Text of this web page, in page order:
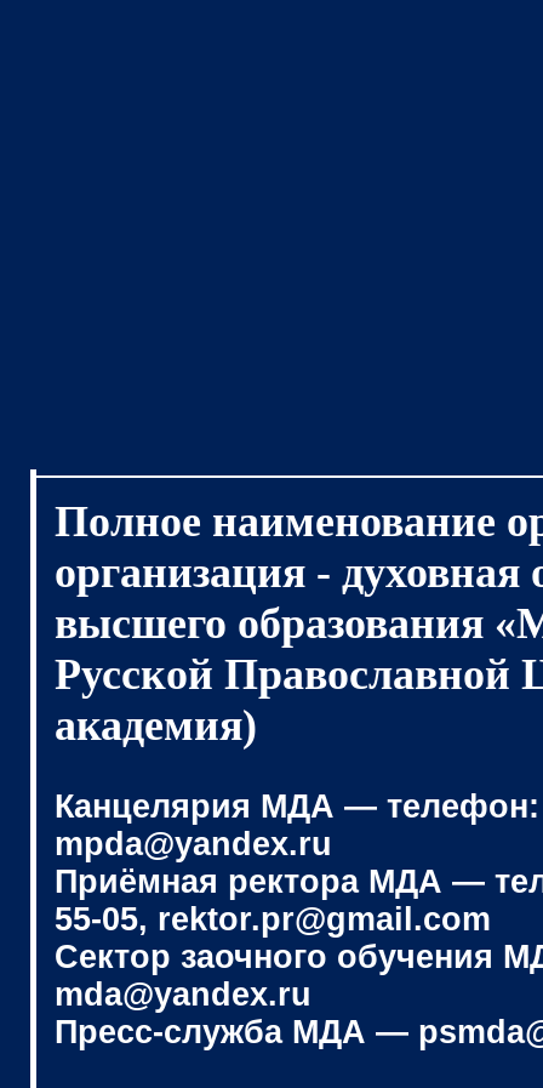
Полное наименование
организация - духовная
высшего образования
Русской Православной
академия)
Канцелярия МДА — телефон:
mpda@yandex.ru
Приёмная ректора МДА —
55-05, rektor.pr@gmail.com
Сектор заочного обучения
mda@yandex.ru
Пресс-служба МДА —